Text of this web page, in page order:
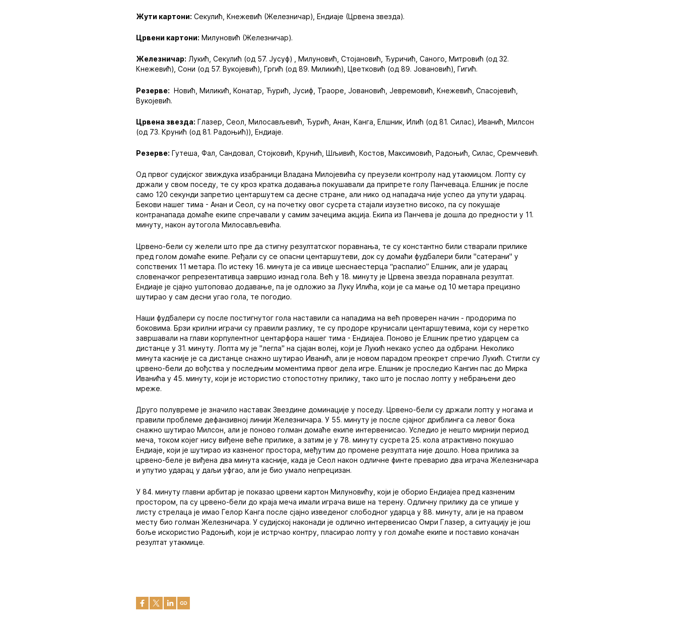
Жути картони: Секулић, Кнежевић (Железничар), Ендиаје (Црвена звезда).
Црвени картони: Милуновић (Железничар).
Железничар: Лукић, Секулић (од 57. Јусуф) , Милуновић, Стојановић, Ђуричић, Саного, Митровић (од 32.
Кнежевић), Сони (од 57. Вукојевић), Гргић (од 89. Миликић), Цветковић (од 89. Јовановић), Гигић.
Резерве: Новић, Миликић, Конатар, Ћурић, Јусиф, Траоре, Јовановић, Јевремовић, Кнежевић, Спасојевић,
Вукојевић.
Црвена звезда: Глазер, Сеол, Милосављевић, Ђурић, Анан, Канга, Елшник, Илић (од 81. Силас), Иванић, Милсон
(од 73. Крунић (од 81. Радоњић)), Ендиаје.
Резерве: Гутеша, Фал, Сандовал, Стојковић, Крунић, Шљивић, Костов, Максимовић, Радоњић, Силас, Сремчевић.
Од првог судијског звиждука изабраници Владана Милојевића су преузели контролу над утакмицом. Лопту су
држали у свом поседу, те су кроз кратка додавања покушавали да припрете голу Панчеваца. Елшник је после
само 120 секунди запретио центаршутем са десне стране, али нико од нападача није успео да упути ударац.
Бекови нашег тима - Анан и Сеол, су на почетку овог сусрета стајали изузетно високо, па су покушаје
контранапада домаће екипе спречавали у самим зачецима акција. Екипа из Панчева је дошла до предности у 11.
минуту, након аутогола Милосављевића.
Црвено-бели су желели што пре да стигну резултатског поравнања, те су константно били стварали прилике
пред голом домаће екипе. Ређали су се опасни центаршутеви, док су домаћи фудбалери били "сатерани" у
сопствених 11 метара. По истеку 16. минута је са ивице шеснаестерца “распалио” Елшник, али је ударац
словеначког репрезентативца завршио изнад гола. Већ у 18. минуту је Црвена звезда поравнала резултат.
Ендиаје је сјајно уштоповао додавање, па је одложио за Луку Илића, који је са мање од 10 метара прецизно
шутирао у сам десни угао гола, те погодио.
Наши фудбалери су после постигнутог гола наставили са нападима на већ проверен начин - продорима по
боковима. Брзи крилни играчи су правили разлику, те су продоре крунисали центаршутевима, који су неретко
завршавали на глави корпулентног центарфора нашег тима - Ендиајеа. Поново је Елшник претио ударцем са
дистанце у 31. минуту. Лопта му је "легла" на сјајан волеј, који је Лукић некако успео да одбрани. Неколико
минута касније је са дистанце снажно шутирао Иванић, али је новом парадом преокрет спречио Лукић. Стигли су
црвено-бели до вођства у последњим моментима првог дела игре. Елшник је проследио Кангин пас до Мирка
Иванића у 45. минуту, који је истористио стопостотну прилику, тако што је послао лопту у небрањени део
мреже.
Друго полувреме је значило наставак Звездине доминације у поседу. Црвено-бели су држали лопту у ногама и
правили проблеме дефанзивној линији Железничара. У 55. минуту је после сјајног дриблинга са левог бока
снажно шутирао Милсон, али је поново голман домаће екипе интервенисао. Уследио је нешто мирнији период
меча, током којег нису виђене веће прилике, а затим је у 78. минуту сусрета 25. кола атрактивно покушао
Ендиаје, који је шутирао из казненог простора, међутим до промене резултата није дошло. Нова прилика за
црвено-беле је виђена два минута касније, када је Сеол након одличне финте преварио два играча Железничара
и упутио ударац у даљи уфгао, али је био умало непрецизан.
У 84. минуту главни арбитар је показао црвени картон Милуновићу, који је оборио Ендиајеа пред казненим
простором, па су црвено-бели до краја меча имали играча више на терену. Одличну прилику да се упише у
листу стрелаца је имао Гелор Канга после сјајно изведеног слободног ударца у 88. минуту, али је на правом
месту био голман Железничара. У судијској наконади је одлично интервенисао Омри Глазер, а ситуацију је још
боље искористио Радоњић, који је истрчао контру, пласирао лопту у гол домаће екипе и поставио коначан
резултат утакмице.